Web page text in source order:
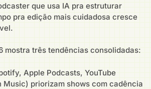
que usa IA pra estruturar
pra edição mais cuidadosa cresce
mostra três tendências consolidadas:
Apple Podcasts, YouTube
Music) priorizam shows com cadência